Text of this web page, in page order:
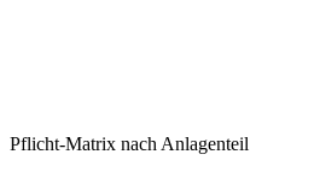
Pflicht-Matrix nach Anlagenteil